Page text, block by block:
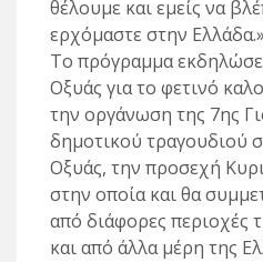
θέλουμε και εμείς να
ερχόμαστε στην Ελλάδα.»
Το πρόγραμμα
Οξυάς για το φετινό
την οργάνωση της 7ης
δημοτικού τραγουδιού
Οξυάς, την προσεχή
στην οποία και θα
από διάφορες περιοχές
και από άλλα μέρη της